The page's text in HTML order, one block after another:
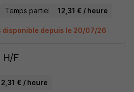
Temps partiel 12,31 € / heure
disponible depuis le 20/07/26
H/F
€ / heure